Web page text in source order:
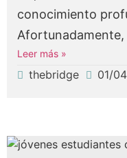
conocimiento
Afortunadamente,
Leer más »
thebridge 01/